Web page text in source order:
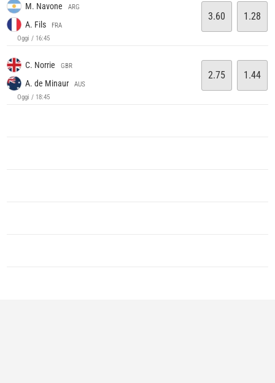
M. Navone ARG
A. Fils
FRA
Oggi / 16:45
3.60 1.28
C. Norrie GBR
A. de Minaur
AUS
Oggi / 18:45
2.75 1.44